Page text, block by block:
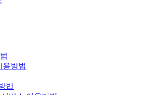
용방법
법